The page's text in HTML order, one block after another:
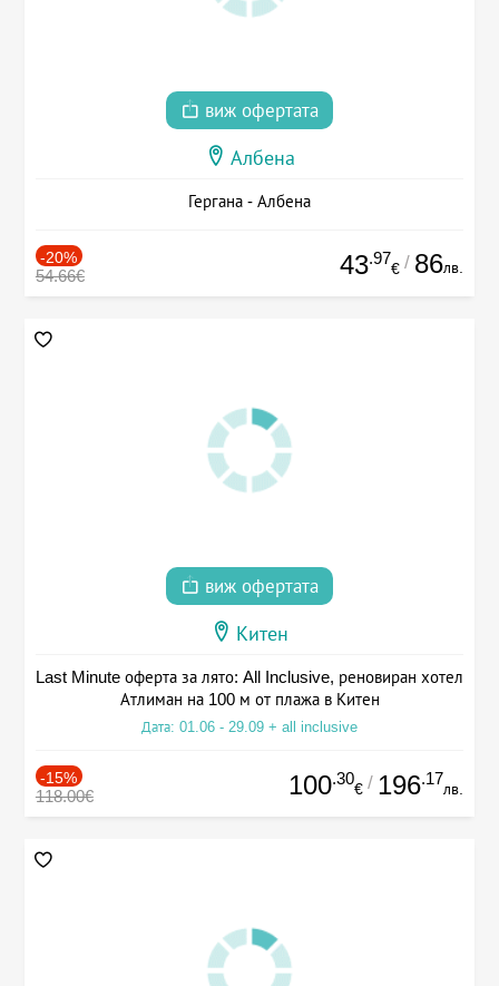
виж офертата
Албена
Гергана - Албена
-20%
54.66€ 43.97
€ / 86лв.
виж офертата
Китен
Last Minute оферта за лято: All Inclusive, реновиран хотел
Атлиман на 100 м от плажа в Китен
Дата: 01.06 - 29.09 + all inclusive
-15%
118.00€ 100.30
€ / 196.17
лв.